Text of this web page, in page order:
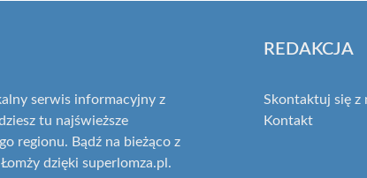
serwis informacyjny z
tu najświeższe
regionu. Bądź na bieżąco z
dzięki superlomza.pl.
REDAKCJA
Skontaktuj się z
Kontakt